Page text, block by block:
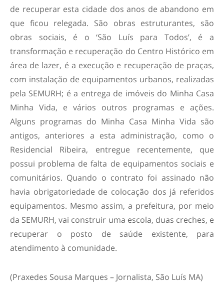
de recuperar esta cidade dos anos de abandono em
que ficou relegada. São obras estruturantes, são
obras sociais, é o ‘São Luís para Todos’, é a
transformação e recuperação do Centro Histórico em
área de lazer, é a execução e recuperação de praças,
com instalação de equipamentos urbanos, realizadas
pela SEMURH; é a entrega de imóveis do Minha Casa
Minha Vida, e vários outros programas e ações.
Alguns programas do Minha Casa Minha Vida são
antigos, anteriores a esta administração, como o
Residencial Ribeira, entregue recentemente, que
possui problema de falta de equipamentos sociais e
comunitários. Quando o contrato foi assinado não
havia obrigatoriedade de colocação dos já referidos
equipamentos. Mesmo assim, a prefeitura, por meio
da SEMURH, vai construir uma escola, duas creches, e
recuperar o posto de saúde existente, para
atendimento à comunidade.
(Praxedes Sousa Marques – Jornalista, São Luís MA)